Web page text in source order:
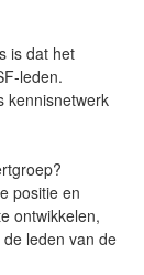
is dat het
leden.
kennisnetwerk
positie en
ontwikkelen,
leden van de